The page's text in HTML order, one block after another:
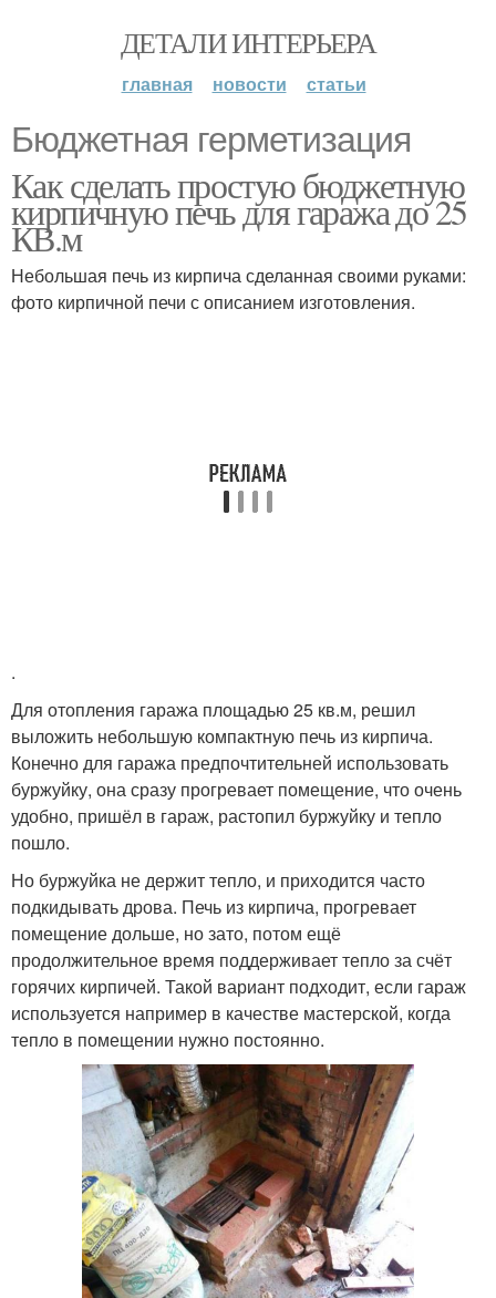
ДЕТАЛИ ИНТЕРЬЕРА
главная новости статьи
Бюджетная герметизация
Как сделать простую бюджетную
кирпичную печь для гаража до 25
КВ.м
Небольшая печь из кирпича сделанная своими руками:
фото кирпичной печи с описанием изготовления.
.
Для отопления гаража площадью 25 кв.м, решил
выложить небольшую компактную печь из кирпича.
Конечно для гаража предпочтительней использовать
буржуйку, она сразу прогревает помещение, что очень
удобно, пришёл в гараж, растопил буржуйку и тепло
пошло.
Но буржуйка не держит тепло, и приходится часто
подкидывать дрова. Печь из кирпича, прогревает
помещение дольше, но зато, потом ещё
продолжительное время поддерживает тепло за счёт
горячих кирпичей. Такой вариант подходит, если гараж
используется например в качестве мастерской, когда
тепло в помещении нужно постоянно.